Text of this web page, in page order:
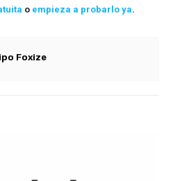
o empieza a probarlo ya.
Foxize